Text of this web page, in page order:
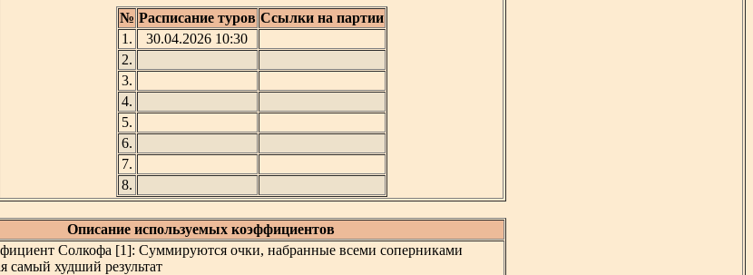
№ Расписание туров Ссылки на партии
1.
30.04.2026 10:30
2.
3.
4.
5.
6.
7.
8.
Описание используемых коэффициентов
Солкофа [1]: Суммируются очки, набранные всеми соперниками
самый худший результат